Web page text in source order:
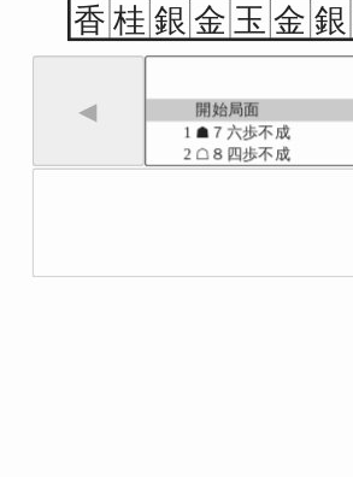
香 桂 銀 金 玉 金 銀
◀
開始局面
1 ☗７六歩不成
2☖８四歩不成
3☗６八銀不成